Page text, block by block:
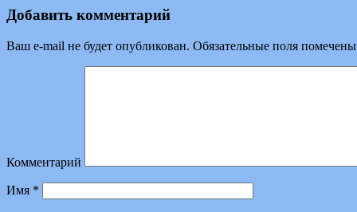
Добавить комментарий
Ваш e-mail не будет опубликован. Обязательные поля
Комментарий
Имя *